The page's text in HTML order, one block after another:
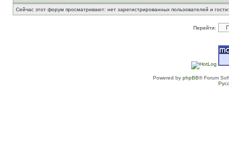
Сейчас этот форум просматривают: нет зарегистрированных пользователей и
Перейти:
Powered by phpBB® Forum